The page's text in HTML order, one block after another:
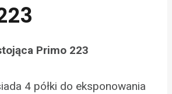
Primo 223
4 półki do eksponowania